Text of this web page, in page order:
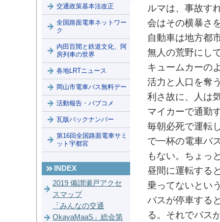
ルマは、事故す
会はその横暴さ
自動車は地方都
無人の荒野にし
キュームカーの
活力と人口を奪
利さ故に、人は
マイカーで通勤
毎朝必死で運転
で一杯の電車バ
もない。ちょっ
昼間に運転する
乗ってないとい
バスが停車する
る。それでバス
交通政策基本法改正
全国路面電車ネットワー
ク
内田百閒と鉄道文化、阿
房列車の世界
各地LRTニュース
岡山市電車バス無料デー
活動報告・パブコメ
瓦版バックナンバー
第16回全国路面電車サミ
ット宇都宮
INDEX
2019 備讃瀬戸アクセ
スマップ
「みんなの交通
OkayaMaaS」総会第